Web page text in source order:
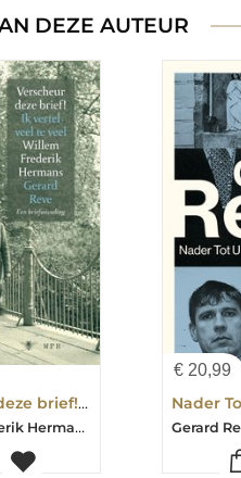
DEZE AUTEUR
Verscheur deze brief! Ik vertel veel te veel
Willem Frederik Hermans-Gerard Reve
€20,99
Nader
Gerard